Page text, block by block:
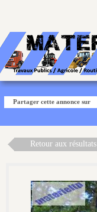
Partager cette annonce sur
Retour aux résultats